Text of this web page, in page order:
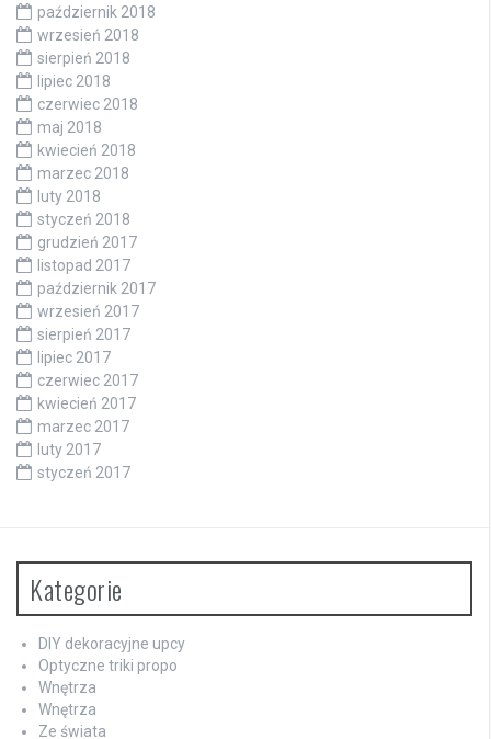
październik 2018
wrzesień 2018
sierpień 2018
lipiec 2018
czerwiec 2018
maj 2018
kwiecień 2018
marzec 2018
luty 2018
styczeń 2018
grudzień 2017
listopad 2017
październik 2017
wrzesień 2017
sierpień 2017
lipiec 2017
czerwiec 2017
kwiecień 2017
marzec 2017
luty 2017
styczeń 2017
Kategorie
DIY dekoracyjne upcy
Optyczne triki propo
Wnętrza
Wnętrza
Ze świata